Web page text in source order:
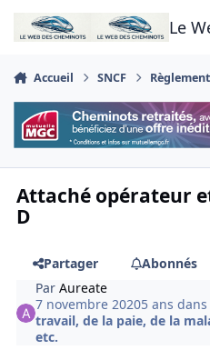
Aller au contenu
Le
Accueil SNCF
Attaché opérateur
D
Partager
Abonnés
ParAureate
7 novembre 20205 ans dans
travail, de la paie, de la
etc.